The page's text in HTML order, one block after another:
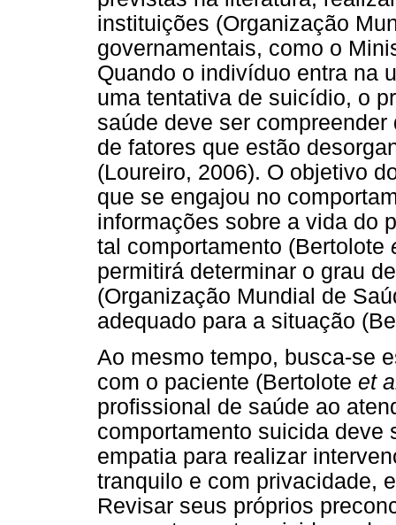
instituições (Organização
governamentais, como o
Quando o indivíduo entra na
uma tentativa de suicídio, o
saúde deve ser
de fatores que estão
(Loureiro, 2006). O objetivo
que se engajou no
informações sobre a vida do
tal comportamento (Bertolote
permitirá determinar o grau
(Organização Mundial de
adequado para a situação
Ao mesmo tempo, busca-se
com o paciente (Bertolote et
profissional de saúde ao
comportamento suicida deve
empatia para realizar
tranquilo e com privacidade,
Revisar seus próprios